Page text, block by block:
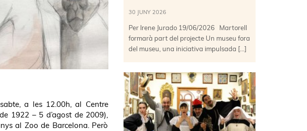
a les 12.00h, al Centre
1922 – 5 d’agost de 2009),
al Zoo de Barcelona. Però
30 JUNY 2026
Per Irene Jurado 19/06/2026 Martorell
formarà part del projecte Un museu fora
del museu, una iniciativa impulsada […]